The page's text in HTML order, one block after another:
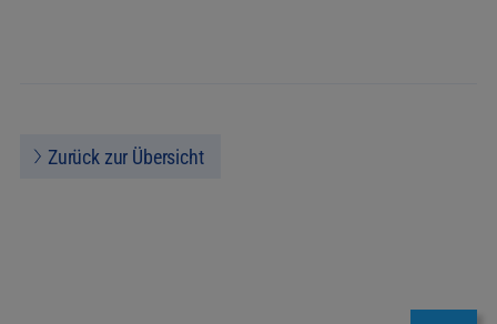
Zurück zur Übersicht